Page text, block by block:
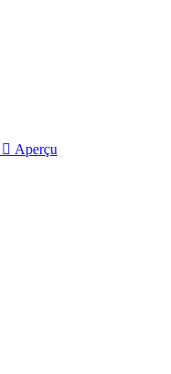
 Aperçu